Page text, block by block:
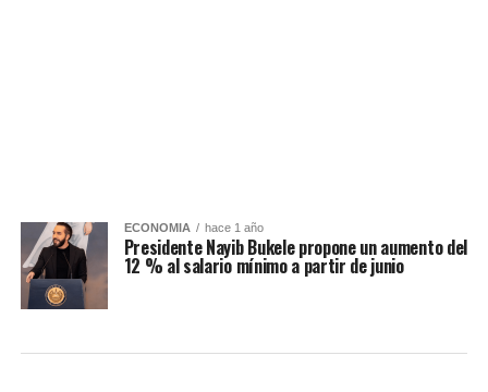
ECONOMIA hace 1 año
Presidente Nayib Bukele propone un aumento del
12 % al salario mínimo a partir de junio